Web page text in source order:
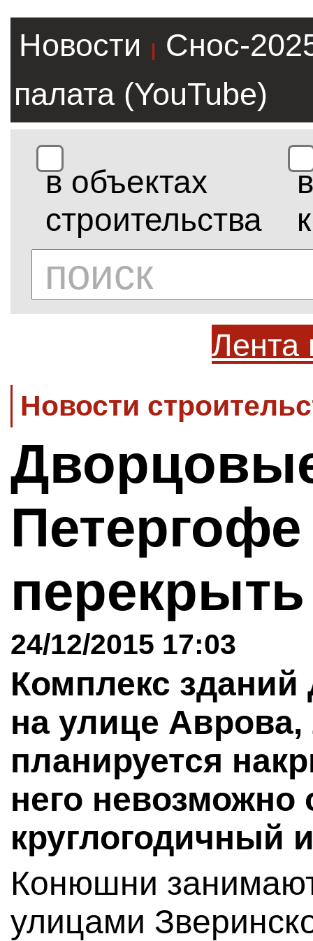
Новости |
Снос-
палата (YouTube)
в объектах
строительства
в
Лента
Новости
Петергофе
24/12/2015 17:03
Комплекс
на улице
планируется
него невозможно
круглогодичный
Конюшни
улицами